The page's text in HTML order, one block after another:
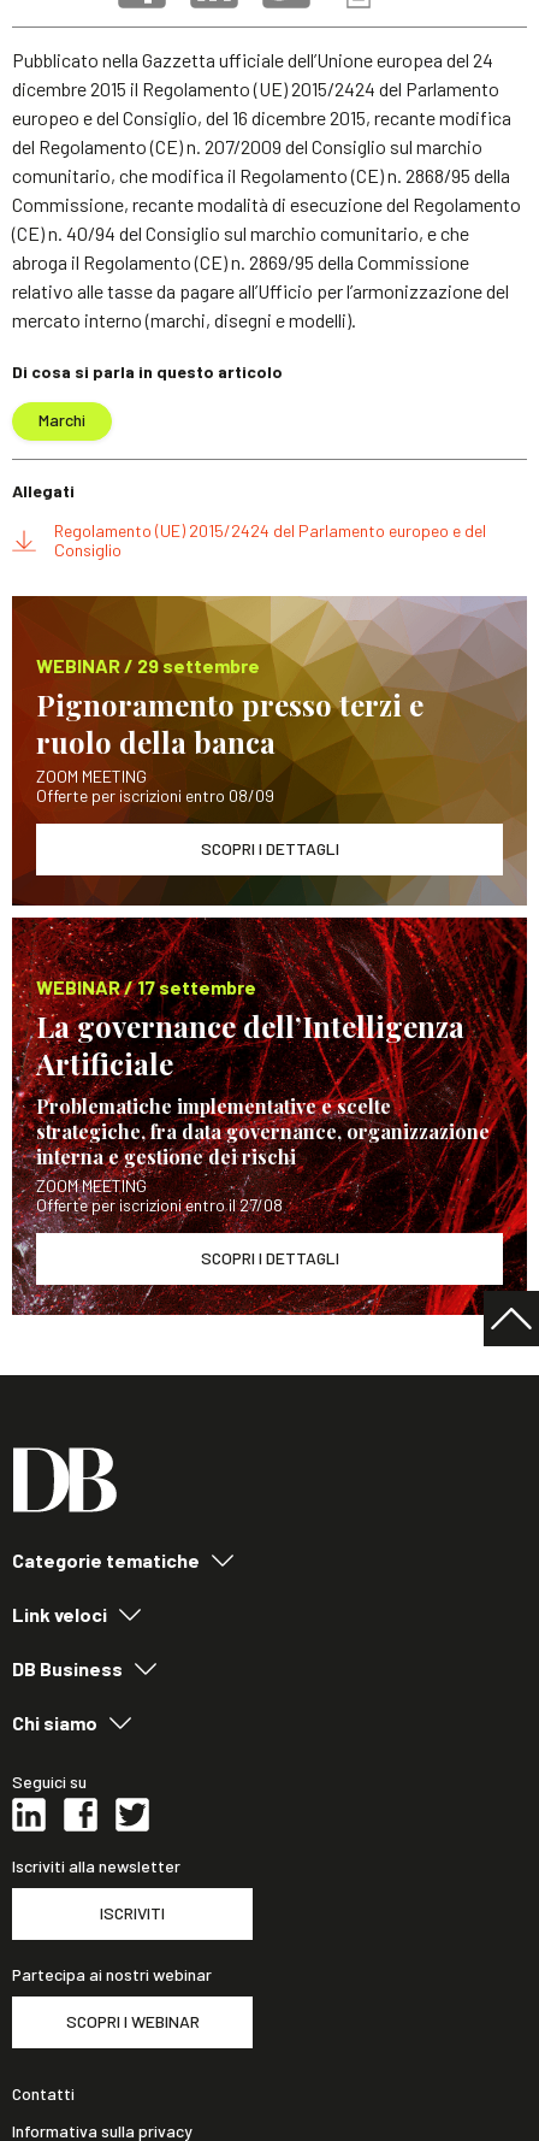
Pubblicato nella Gazzetta ufficiale dell’Unione europea del 24
dicembre 2015 il Regolamento (UE) 2015/2424 del Parlamento
europeo e del Consiglio, del 16 dicembre 2015, recante modifica
del Regolamento (CE) n. 207/2009 del Consiglio sul marchio
comunitario, che modifica il Regolamento (CE) n. 2868/95 della
Commissione, recante modalità di esecuzione del Regolamento
(CE) n. 40/94 del Consiglio sul marchio comunitario, e che
abroga il Regolamento (CE) n. 2869/95 della Commissione
relativo alle tasse da pagare all’Ufficio per l’armonizzazione del
mercato interno (marchi, disegni e modelli).
Di cosa si parla in questo articolo
Marchi
Allegati
Regolamento (UE) 2015/2424 del Parlamento europeo e del
Consiglio
WEBINAR / 29 settembre
Pignoramento presso terzi e
ruolo della banca
ZOOM MEETING
Offerte per iscrizioni entro 08/09
SCOPRI I DETTAGLI
WEBINAR / 17 settembre
La governance dell’Intelligenza
Artificiale
Problematiche implementative e scelte
strategiche, fra data governance, organizzazione
interna e gestione dei rischi
ZOOM MEETING
Offerte per iscrizioni entro il 27/08
SCOPRI I DETTAGLI
Categorie tematiche
Link veloci
DB Business
Chi siamo
Seguici su
Iscriviti alla newsletter
ISCRIVITI
Partecipa ai nostri webinar
SCOPRI I WEBINAR
Contatti
Informativa sulla privacy